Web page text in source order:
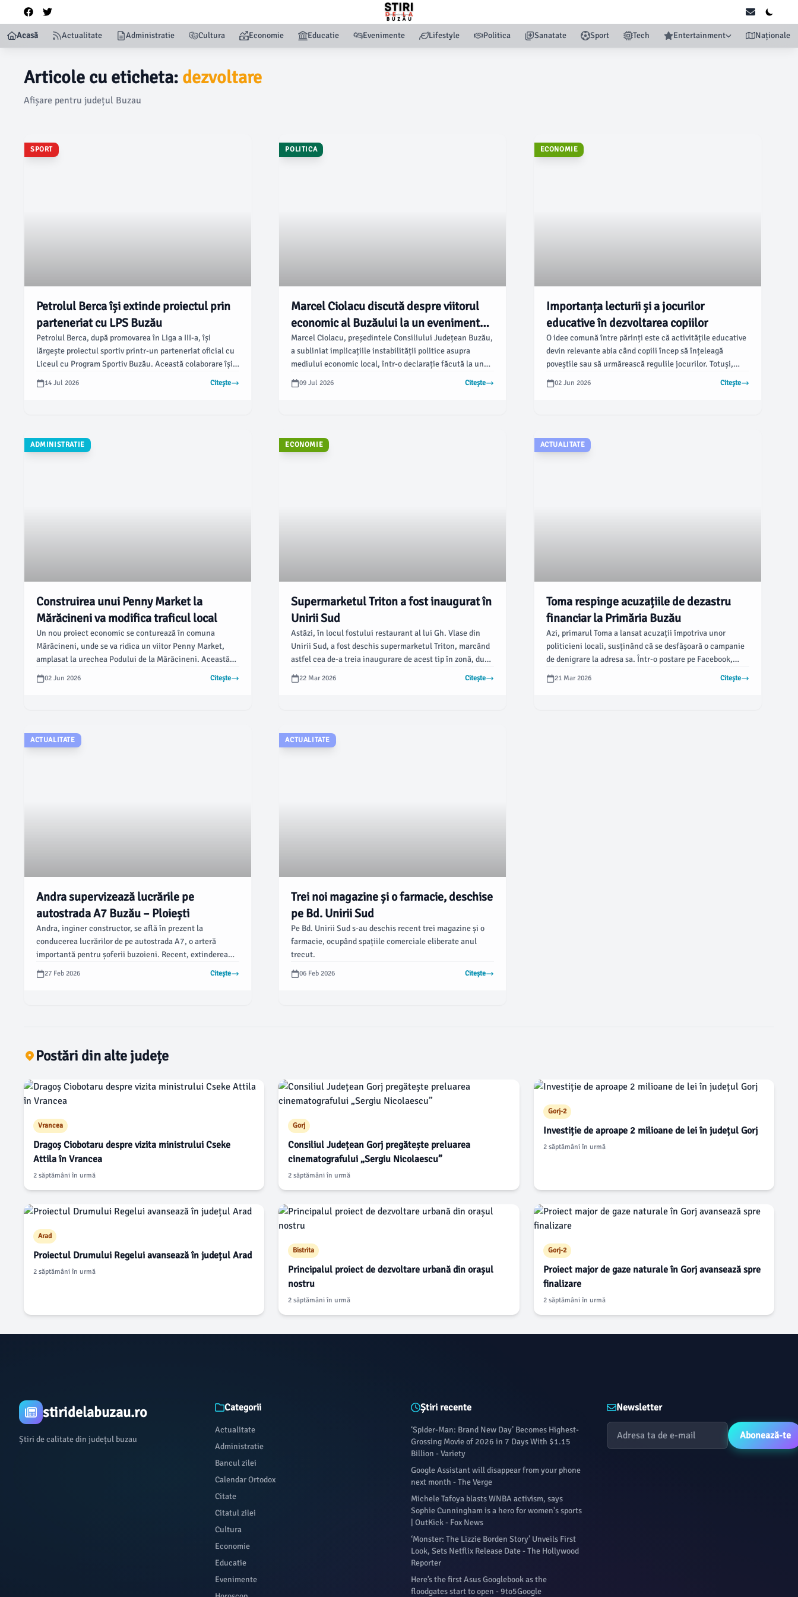
Acasă Actualitate Administratie Cultura Economie Educatie Evenimente Lifestyle Politica Sanatate Sport Tech Entertainment Naționale
Articole cu eticheta: dezvoltare
Afișare pentru județul Buzau
SPORT
Petrolul Berca își extinde proiectul prin
parteneriat cu LPS Buzău
Petrolul Berca, după promovarea în Liga a III-a, își
lărgește proiectul sportiv printr-un parteneriat oficial cu
Liceul cu Program Sportiv Buzău. Această colaborare își
propune să dezvolte fotbalul juvenil și să creeze un
parcurs clar pentru formarea tinerilor jucători din județ,
14 Jul 2026 Citește
POLITICA
Marcel Ciolacu discută despre viitorul
economic al Buzăului la un eveniment
important
Marcel Ciolacu, președintele Consiliului Județean Buzău,
a subliniat implicațiile instabilității politice asupra
mediului economic local, într-o declarație făcută la un
eveniment organizat de Patronatul IMM România, alături
de Primăria Buzău, conform opiniabuzau.ro. În fața
09 Jul 2026 Citește
ECONOMIE
Importanța lecturii și a jocurilor
educative în dezvoltarea copiilor
O idee comună între părinți este că activitățile educative
devin relevante abia când copiii încep să înțeleagă
poveștile sau să urmărească regulile jocurilor. Totuși,
aceasta contrazice recomandările Academiei Americane
de Pediatrie (AAP), care subliniază importanța lecturii
02 Jun 2026 Citește
ADMINISTRATIE
Construirea unui Penny Market la
Mărăcineni va modifica traficul local
Un nou proiect economic se conturează în comuna
Mărăcineni, unde se va ridica un viitor Penny Market,
amplasat la urechea Podului de la Mărăcineni. Această
inițiativă va completa infrastructura rețelei comerciale
din zonă și va influența, în timp, circulația rutieră locală,
02 Jun 2026 Citește
ECONOMIE
Supermarketul Triton a fost inaugurat în
Unirii Sud
Astăzi, în locul fostului restaurant al lui Gh. Vlase din
Unirii Sud, a fost deschis supermarketul Triton, marcând
astfel cea de-a treia inaugurare de acest tip în zonă, după
cele ale rețelelor Bian și Profi.
22 Mar 2026 Citește
ACTUALITATE
Toma respinge acuzațiile de dezastru
financiar la Primăria Buzău
Azi, primarul Toma a lansat acuzații împotriva unor
politicieni locali, susținând că se desfășoară o campanie
de denigrare la adresa sa. Într-o postare pe Facebook,
acesta consideră că formulările despre un "dezastru
financiar la Primăria Buzău" sunt complet false, afirmând
21 Mar 2026 Citește
ACTUALITATE
Andra supervizează lucrările pe
autostrada A7 Buzău – Ploiești
Andra, inginer constructor, se află în prezent la
conducerea lucrărilor de pe autostrada A7, o arteră
importantă pentru șoferii buzoieni. Recent, extinderea
acestui segment al autostrăzii a avut loc, iar planurile
pentru 2026 includ atingerea Bacăului.
27 Feb 2026 Citește
ACTUALITATE
Trei noi magazine și o farmacie, deschise
pe Bd. Unirii Sud
Pe Bd. Unirii Sud s-au deschis recent trei magazine și o
farmacie, ocupând spațiile comerciale eliberate anul
trecut.
06 Feb 2026 Citește
Postări din alte județe
Vrancea
Dragoș Ciobotaru despre vizita ministrului Cseke
Attila în Vrancea
2 săptămâni în urmă
Gorj
Consiliul Județean Gorj pregătește preluarea
cinematografului „Sergiu Nicolaescu”
2 săptămâni în urmă
Gorj-2
Investiție de aproape 2 milioane de lei în județul Gorj
2 săptămâni în urmă
Arad
Proiectul Drumului Regelui avansează în județul Arad
2 săptămâni în urmă
Bistrita
Principalul proiect de dezvoltare urbană din orașul
nostru
2 săptămâni în urmă
Gorj-2
Proiect major de gaze naturale în Gorj avansează spre
finalizare
2 săptămâni în urmă
stiridelabuzau.ro
Știri de calitate din județul buzau
Categorii
Actualitate
Administratie
Bancul zilei
Calendar Ortodox
Citate
Citatul zilei
Cultura
Economie
Educatie
Evenimente
Știri recente
‘Spider-Man: Brand New Day’ Becomes Highest-
Grossing Movie of 2026 in 7 Days With $1.15
Billion - Variety
Google Assistant will disappear from your phone
next month - The Verge
Michele Tafoya blasts WNBA activism, says
Sophie Cunningham is a hero for women's sports
| OutKick - Fox News
‘Monster: The Lizzie Borden Story’ Unveils First
Look, Sets Netflix Release Date - The Hollywood
Reporter
Here’s the first Asus Googlebook as the
floodgates start to open - 9to5Google
Newsletter
Abonează-te